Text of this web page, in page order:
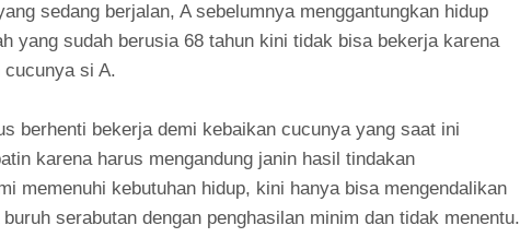
sedang berjalan, A sebelumnya menggantungkan hidup
yang sudah berusia 68 tahun kini tidak bisa bekerja karena
cucunya si A.
berhenti bekerja demi kebaikan cucunya yang saat ini
karena harus mengandung janin hasil tindakan
memenuhi kebutuhan hidup, kini hanya bisa mengendalikan
serabutan dengan penghasilan minim dan tidak menentu.